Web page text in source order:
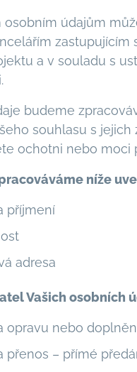
osobním údajům
zastupujícím
a v souladu s
budeme
souhlasu s
ochotni nebo moci
níže
příjmení
adresa
Vašich osobních
opravu nebo
přenos – přímé